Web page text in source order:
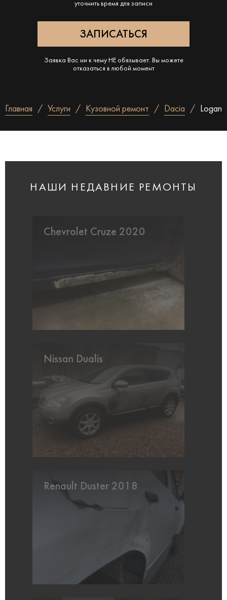
уточнить время для записи
Заявка Вас ни к чему НЕ обязывает. Вы можете
отказаться в любой момент
Главная Услуги Кузовной ремонт Dacia Logan
НАШИ НЕДАВНИЕ РЕМОНТЫ
Chevrolet Cruze 2020
Nissan Dualis
Renault Duster 2018